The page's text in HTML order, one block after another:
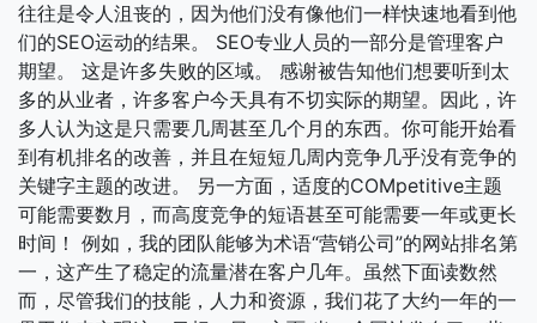
往往是令人沮丧的，因为他们没有像他们一样快速地看到他
们的SEO运动的结果。 SEO专业人员的一部分是管理客户
期望。 这是许多失败的区域。 感谢被告知他们想要听到太
多的从业者，许多客户今天具有不切实际的期望。因此，许
多人认为这是只需要几周甚至几个月的东西。你可能开始看
到有机排名的改善，并且在短短几周内竞争几乎没有竞争的
关键字主题的改进。 另一方面，适度的COMpetitive主题
可能需要数月，而高度竞争的短语甚至可能需要一年或更长
时间！ 例如，我的团队能够为术语“营销公司”的网站排名第
一，这产生了稳定的流量潜在客户几年。虽然下面读数然
而，尽管我们的技能，人力和资源，我们花了大约一年的一